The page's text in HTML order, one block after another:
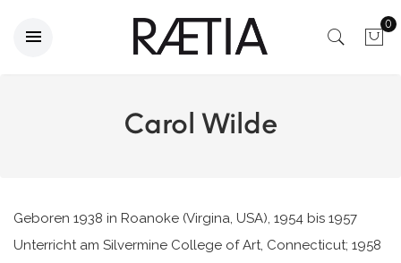
0
Carol Wilde
Geboren 1938 in Roanoke (Virgina, USA), 1954 bis 1957
Unterricht am Silvermine College of Art, Connecticut; 1958